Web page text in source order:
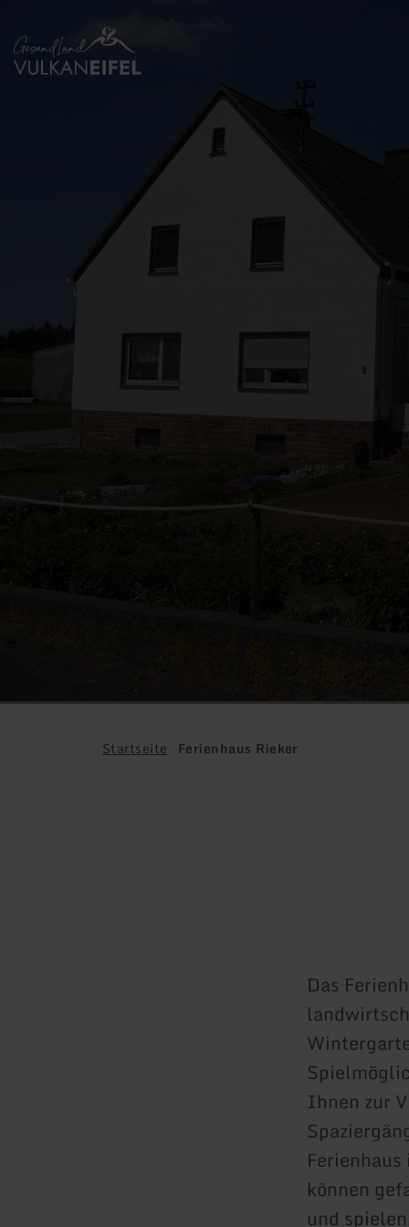
zur
Startseite
Startseite Ferienhaus Rieker
Das
Ihnen zur
können
und